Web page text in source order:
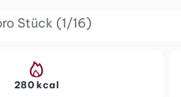
Stück (1/16)
280 kcal